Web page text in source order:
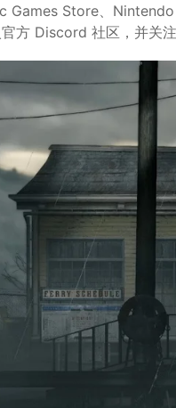
Games Store、
方 Discord 社区，并关